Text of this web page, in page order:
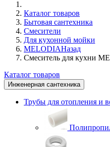
Каталог товаров
Бытовая сантехника
Смесители
Для кухонной мойки
MELODIAНазад
Смеситель для кухни
Каталог товаров
Инженерная сантехника
Трубы для отопления и